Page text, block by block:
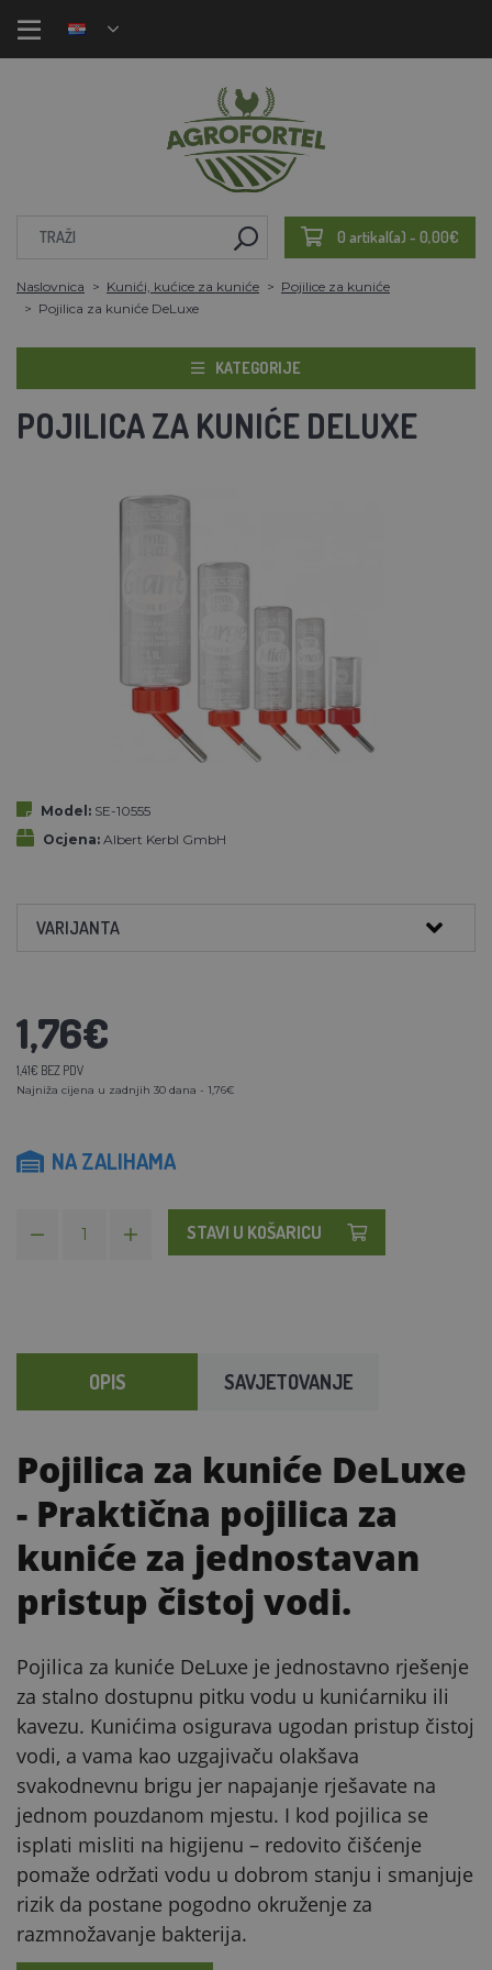
0 artikal(a) - 0,00€
Naslovnica Kunići, kućice za kuniće
Pojilice za kuniće
Pojilica za kuniće DeLuxe
KATEGORIJE
POJILICA ZA KUNIĆE DELUXE
Model: SE-10555
Ocjena: Albert Kerbl GmbH
VARIJANTA
1,76€
1,41€ BEZ PDV
Najniža cijena u zadnjih 30 dana - 1,76€
NA ZALIHAMA
STAVI U KOŠARICU
OPIS SAVJETOVANJE
Pojilica za kuniće DeLuxe
- Praktična pojilica za
kuniće za jednostavan
pristup čistoj vodi.
Pojilica za kuniće DeLuxe je jednostavno rješenje
za stalno dostupnu pitku vodu u kunićarniku ili
kavezu. Kunićima osigurava ugodan pristup čistoj
vodi, a vama kao uzgajivaču olakšava
svakodnevnu brigu jer napajanje rješavate na
jednom pouzdanom mjestu. I kod pojilica se
isplati misliti na higijenu – redovito čišćenje
pomaže održati vodu u dobrom stanju i smanjuje
rizik da postane pogodno okruženje za
razmnožavanje bakterija.